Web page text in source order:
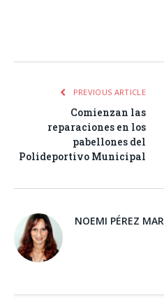
PREVIOUS ARTICLE
Comienzan las
reparaciones en los
pabellones del
Polideportivo Municipal
NOEMI PÉREZ